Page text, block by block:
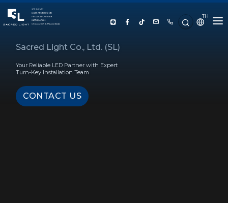
TH
HOME
ABOUT US
PRODUCT
Sacred Light Co., Ltd. (SL)
Your Reliable LED Partner with Expert
Turn-Key Installation Team
CONTACT US